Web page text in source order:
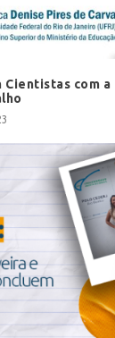
Cientistas com a